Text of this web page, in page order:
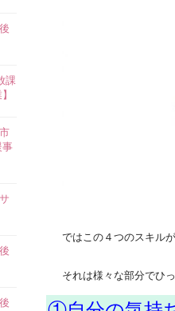
ではこの４つのスキル
それは様々な部分でひ
課
事